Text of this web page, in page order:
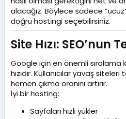
alacağız. Böylece sadece
doğru hostingi seçebilirsiniz.
Site Hızı: SEO’nun
Google için en önemli sıralama
hızıdır. Kullanıcılar yavaş
hemen çıkma oranını artırır.
İyi bir hosting:
Sayfaları hızlı yükler